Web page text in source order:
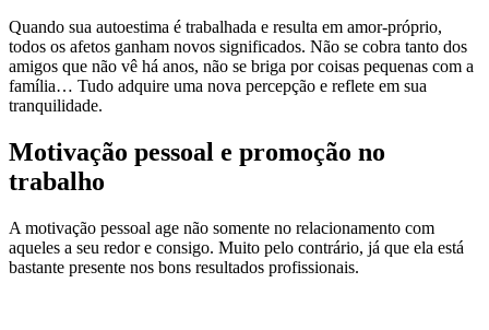
Quando sua autoestima é trabalhada e resulta em amor-próprio,
todos os afetos ganham novos significados. Não se cobra tanto dos
amigos que não vê há anos, não se briga por coisas pequenas com a
família… Tudo adquire uma nova percepção e reflete em sua
tranquilidade.
Motivação pessoal e promoção no
trabalho
A motivação pessoal age não somente no relacionamento com
aqueles a seu redor e consigo. Muito pelo contrário, já que ela está
bastante presente nos bons resultados profissionais.